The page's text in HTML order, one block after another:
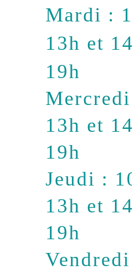
Mardi :
13h et
19h
13h et
19h
Jeudi :
13h et
19h